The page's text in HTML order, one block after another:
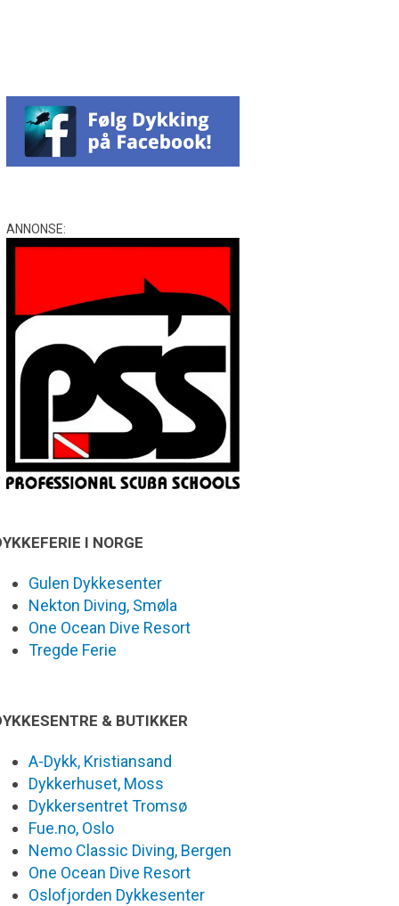
ANNONSE:
I NORGE
Gulen Dykkesenter
Nekton Diving, Smøla
One Ocean Dive Resort
Tregde Ferie
& BUTIKKER
A-Dykk, Kristiansand
Dykkerhuset, Moss
Dykkersentret Tromsø
Fue.no, Oslo
Nemo Classic Diving, Bergen
One Ocean Dive Resort
Oslofjorden Dykkesenter